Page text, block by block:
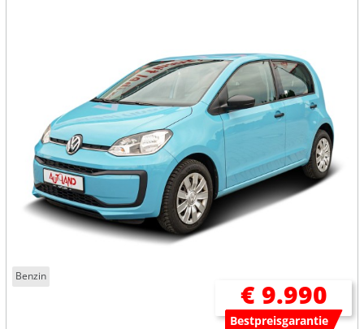
Benzin
€ 9.990
Bestpreisgarantie